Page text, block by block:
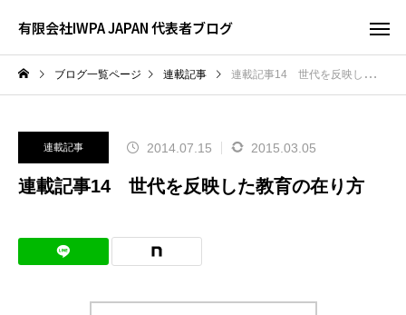
有限会社IWPA JAPAN 代表者ブログ
ブログ一覧ページ 連載記事 連載記事14 世代を反映した教育の在り方
連載記事 2014.07.15 2015.03.05
連載記事14 世代を反映した教育の在り方